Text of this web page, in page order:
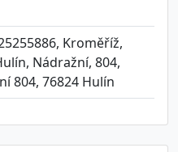
Kroměříž,
Nádražní, 804,
804, 76824 Hulín